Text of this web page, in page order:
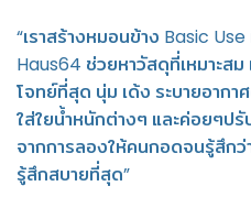
“เราสร้างหมอนข้าง Basic
Haus64 ช่วยหาวัสดุที่เหมาะส
โจทย์ที่สุด นุ่ม เด้ง ระบายอาก
ใส่ใยน้ำหนักต่างๆ และค่อยๆป
จากการลองให้คนกอดจนรู้สึก
รู้สึกสบายที่สุด”